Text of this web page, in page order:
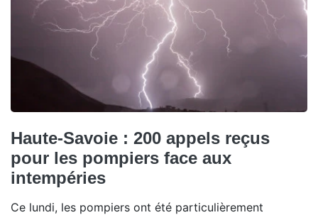
Haute-Savoie : 200 appels reçus
pour les pompiers face aux
intempéries
Ce lundi, les pompiers ont été particulièrement